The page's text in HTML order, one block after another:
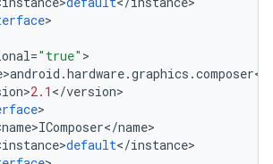
>
="true" >
>android .hardware.graphics .composer<
>2.1 </version>
>
name>IComposer</name>
instance>default</instance>